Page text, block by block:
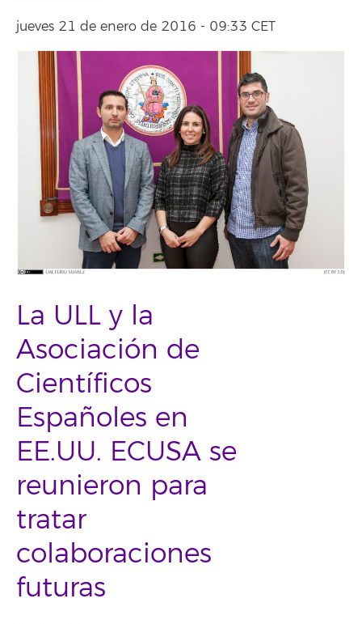
jueves 21 de enero de 2016 - 09:33 CET
La ULL y la
Asociación de
Científicos
Españoles en
EE.UU. ECUSA se
reunieron para
tratar
colaboraciones
futuras